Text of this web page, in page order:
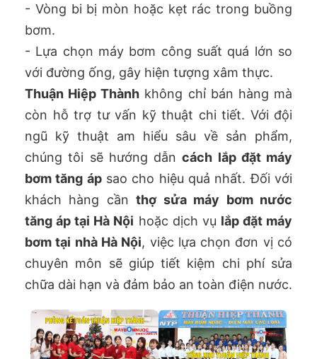
- Vòng bi bị mòn hoặc kẹt rác trong buồng
bơm.
- Lựa chọn máy bơm công suất quá lớn so
với đường ống, gây hiện tượng xâm thực.
Thuận Hiệp Thành không chỉ bán hàng mà
còn hỗ trợ tư vấn kỹ thuật chi tiết. Với đội
ngũ kỹ thuật am hiểu sâu về sản phẩm,
chúng tôi sẽ hướng dẫncách lắp đặt máy
bơm tăng ápsao cho hiệu quả nhất. Đối với
khách hàng cầnthợ sửa máy bơm nước
tăng áp tại Hà Nội hoặc dịch vụ lắp đặt máy
bơm tại nhà Hà Nội, việc lựa chọn đơn vị có
chuyên môn sẽ giúp tiết kiệm chi phí sửa
chữa dài hạn và đảm bảo an toàn điện nước.